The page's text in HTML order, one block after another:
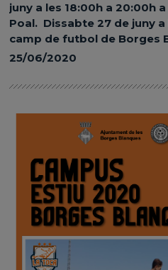
juny a les 18:00h a 20:00h
Poal. Dissabte 27 de juny a
camp de futbol de Borges
25/06/2020